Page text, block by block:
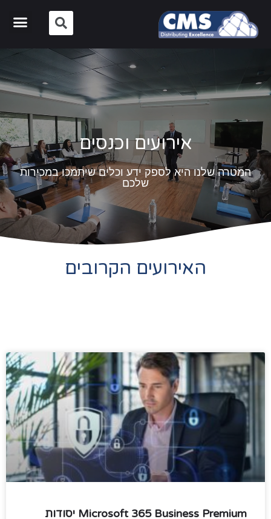
אירועים וכנסים
המטרה שלנו היא לספק ידע וכלים שיתמכו במכירות
שלכם
האירועים הקרובים
Microsoft 365 Business Premium יסודות